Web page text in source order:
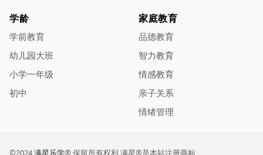
学龄
学前教育
幼儿园大班
小学一年级
初中
家庭教育
品德教育
智力教育
情感教育
亲子关系
情绪管理
©2024满星乐学® 保留所有权利 满星®是本站注册商标